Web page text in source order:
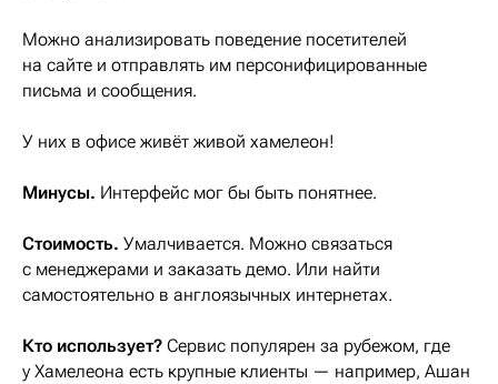
Можно анализировать поведение посетителей
на сайте и отправлять им персонифицированные
письма и сообщения.
У них в офисе живёт живой хамелеон!
Минусы. Интерфейс мог бы быть понятнее.
Стоимость. Умалчивается. Можно связаться
с менеджерами и заказать демо. Или найти
самостоятельно в англоязычных интернетах.
Кто использует? Сервис популярен за рубежом, где
у Хамелеона есть крупные клиенты — например, Ашан